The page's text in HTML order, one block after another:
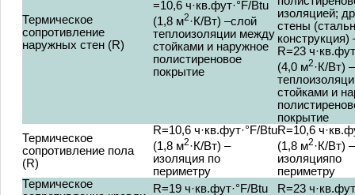
Термическое
сопротивление
наружных стен (R)
=10,6 ч·кв.фут·°F/Btu
(1,8 м2·К/Вт) –слой
теплоизоляции между
стойками и наружное
полистиреновое
покрытие
изоляцией;
стены
конструкция)
R=23
(4,0 м2·К/Вт)
стойками и
покрытие
Термическое
сопротивление пола
(R)
R=10,6 ч·кв.фут·°F/Btu
(1,8 м2·К/Вт) –
изоляция по
периметру
R=10,6
(1,8 м2·К/Вт) –
изоляцияпо
периметру
Термическое
R=19 ч·кв.фут·°F/Btu
R=23